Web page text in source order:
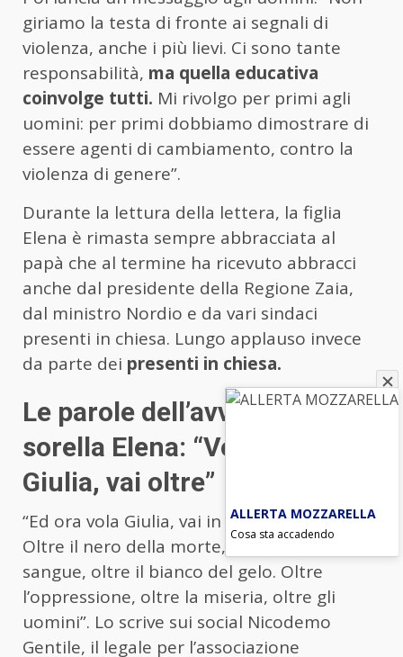
giriamo la testa di fronte ai segnali di
violenza, anche i più lievi. Ci sono tante
responsabilità, ma quella educativa
coinvolge tutti. Mi rivolgo per primi agli
uomini: per primi dobbiamo dimostrare di
essere agenti di cambiamento, contro la
violenza di genere”.
Durante la lettura della lettera, la figlia
Elena è rimasta sempre abbracciata al
papà che al termine ha ricevuto abbracci
anche dal presidente della Regione Zaia,
dal ministro Nordio e da vari sindaci
presenti in chiesa. Lungo applauso invece
da parte dei presenti in chiesa.
Le parole dell’avvocato della
sorella Elena: “Vola in alto
Giulia, vai oltre”
“Ed ora vola Giulia, vai in alto, vai oltre.
Oltre il nero della morte, oltre il rosso del
sangue, oltre il bianco del gelo. Oltre
l’oppressione, oltre la miseria, oltre gli
uomini”. Lo scrive sui social Nicodemo
Gentile, il legale per l’associazione
ALLERTA MOZZARELLA
Cosa sta accadendo